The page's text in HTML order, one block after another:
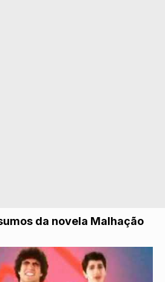
da novela Malhação